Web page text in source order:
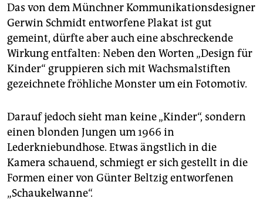
abo
genossenschaft
epaper login
Das von dem Münchner Kommunikationsdesigner
Gerwin Schmidt entworfene Plakat ist gut
gemeint, dürfte aber auch eine abschreckende
Wirkung entfalten: Neben den Worten „Design für
Kinder“ gruppieren sich mit Wachsmalstiften
gezeichnete fröhliche Monster um ein Fotomotiv.
Darauf jedoch sieht man keine „Kinder“, sondern
einen blonden Jungen um 1966 in
Lederkniebundhose. Etwas ängstlich in die
Kamera schauend, schmiegt er sich gestellt in die
Formen einer von Günter Beltzig entworfenen
„Schaukelwanne“.